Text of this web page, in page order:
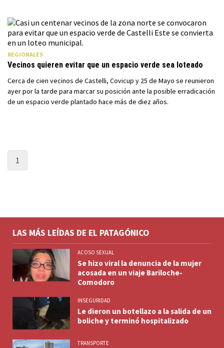
REGIONALES
Vecinos quieren evitar que un espacio verde sea loteado
Cerca de cien vecinos de Castelli, Covicup y 25 de Mayo se reunieron
ayer por la tarde para marcar su posición ante la posible erradicación
de un espacio verde plantado hace más de diez años.
1
LAS MÁS LEÍDAS DE EL PATAGÓNICO
ACOSO SEXUAL
Se hizo viral la denuncia de la mujer
acosada en un viaje Bariloche-
Comodoro
INSEGURIDAD
Le dieron un botellazo a la salida de un
boliche y terminó hospitalizado
TRANSPORTE